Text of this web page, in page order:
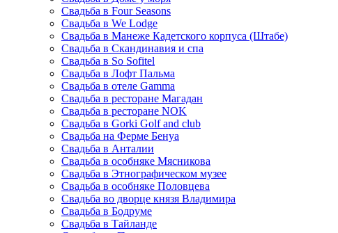
Свадьба в Four Seasons
Свадьба в We Lodge
Свадьба в Манеже Кадетского корпуса (Штабе)
Свадьба в Скандинавия и спа
Свадьба в So Sofitel
Свадьба в Лофт Пальма
Свадьба в отеле Gamma
Свадьба в ресторане Магадан
Свадьба в ресторане NOK
Свадьба в Gorki Golf and club
Свадьба на Ферме Бенуа
Свадьба в Анталии
Свадьба в особняке Мясникова
Свадьба в Этнографическом музее
Свадьба в особняке Половцева
Свадьба во дворце князя Владимира
Свадьба в Бодруме
Свадьба в Тайланде